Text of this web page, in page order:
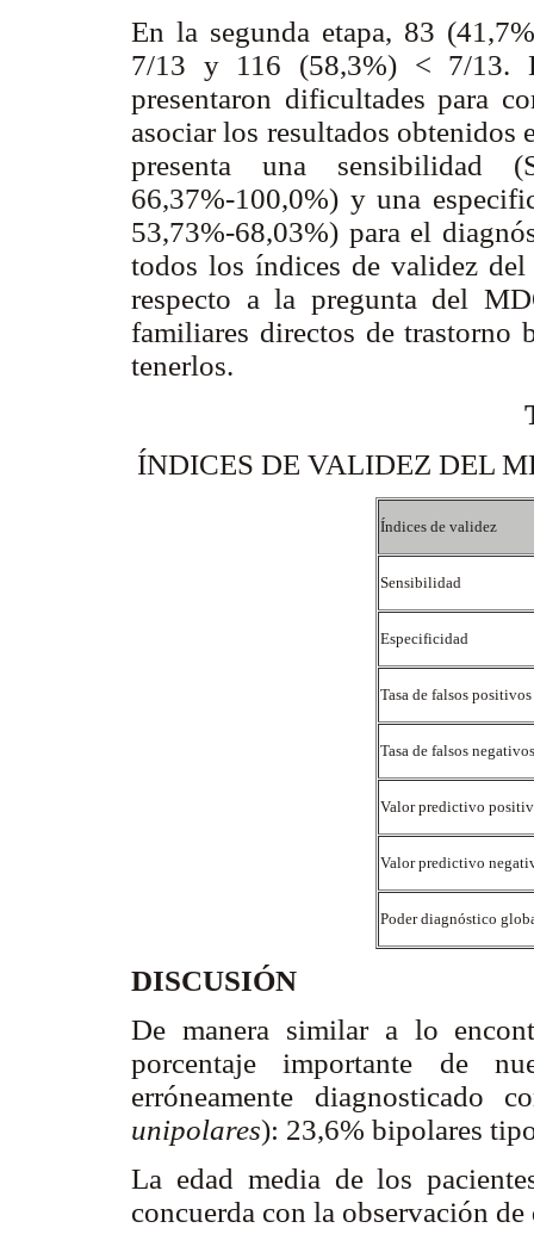
En la segunda etapa, 83
7/13 y 116 (58,3%) < 7/13.
presentaron dificultades para
asociar los resultados obtenidos
presenta una
66,37%-100,0%) y una
53,73%-68,03%) para el
todos los índices de validez
respecto a la pregunta del
familiares directos de
tenerlos.
ÍNDICES DE VALIDEZ DEL
Índices de validez
Sensibilidad
Especificidad
Tasa de falsos positivos
Tasa de falsos
Valor predictivo
Valor predictivo
Poder diagnóstico
DISCUSIÓN
De manera similar a lo
porcentaje importante de
erróneamente diagnosticado
unipolares): 23,6% bipolares
La edad media de los
concuerda con la observación